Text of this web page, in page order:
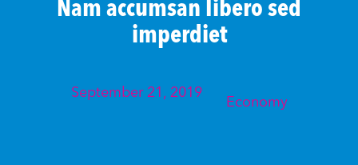
Nam accumsan libero sed
imperdiet
September 21, 2019
Economy